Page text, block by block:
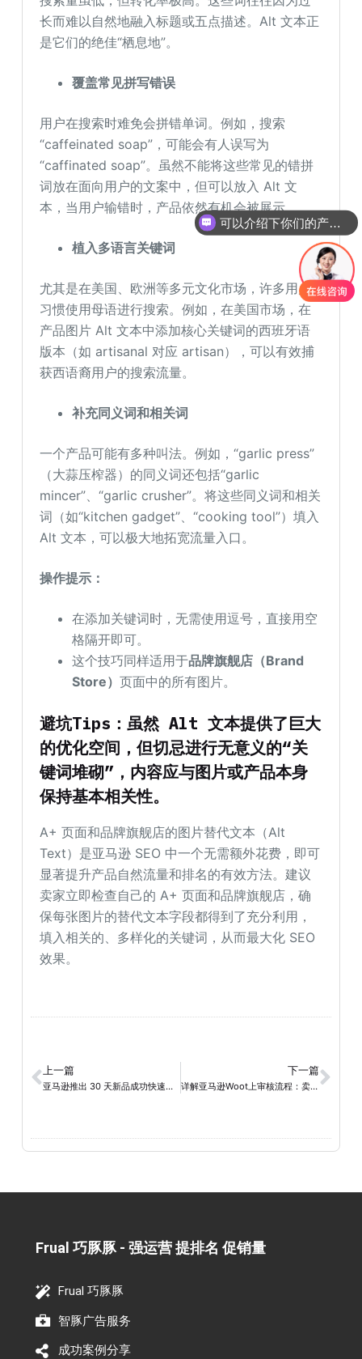
长而难以自然地融入标题或五点描述。Alt 文本正
是它们的绝佳“栖息地”。
覆盖常见拼写错误
用户在搜索时难免会拼错单词。例如，搜索
“caffeinated soap”，可能会有人误写为
“caffinated soap”。虽然不能将这些常见的错拼
词放在面向用户的文案中，但可以放入 Alt 文
本，当用户输错时，产品依然有机会被展示。
植入多语言关键词
尤其是在美国、欧洲等多元文化市场，许多用户
习惯使用母语进行搜索。例如，在美国市场，在
产品图片 Alt 文本中添加核心关键词的西班牙语
版本（如 artisanal 对应 artisan），可以有效捕
获西语裔用户的搜索流量。
补充同义词和相关词
一个产品可能有多种叫法。例如，“garlic press”
（大蒜压榨器）的同义词还包括“garlic
mincer”、“garlic crusher”。将这些同义词和相关
词（如“kitchen gadget”、“cooking tool”）填入
Alt 文本，可以极大地拓宽流量入口。
操作提示：
在添加关键词时，无需使用逗号，直接用空
格隔开即可。
这个技巧同样适用于品牌旗舰店（Brand
Store）页面中的所有图片。
避坑Tips：虽然 Alt 文本提供了巨大
的优化空间，但切忌进行无意义的“关
键词堆砌”，内容应与图片或产品本身
保持基本相关性。
A+ 页面和品牌旗舰店的图片替代文本（Alt
Text）是亚马逊 SEO 中一个无需额外花费，即可
显著提升产品自然流量和排名的有效方法。建议
卖家立即检查自己的 A+ 页面和品牌旗舰店，确
保每张图片的替代文本字段都得到了充分利用，
填入相关的、多样化的关键词，从而最大化 SEO
效果。
上一篇
亚马逊推出 30 天新品成功快速推广指南
下一篇
详解亚马逊Woot上审核流程：卖家秒杀活动指南
Frual 巧豚豚 - 强运营 提排名 促销量​
Frual 巧豚豚
智豚广告服务
成功案例分享
可以介绍下你们的产品么